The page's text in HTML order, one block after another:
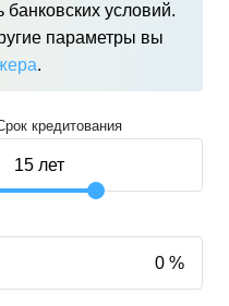
банковских условий.
параметры вы
.
кредитования